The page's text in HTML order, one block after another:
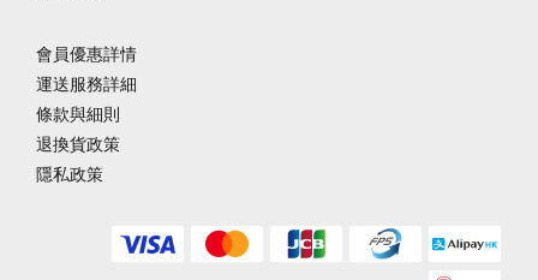
會員優惠詳情
運送服務詳細
條款與細則
退換貨政策
隱私政策